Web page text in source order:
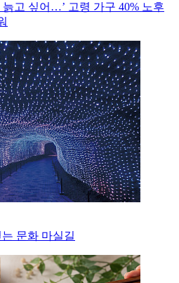
늙고 싶어…’ 고령 가구 40% 노후
문화 마실길